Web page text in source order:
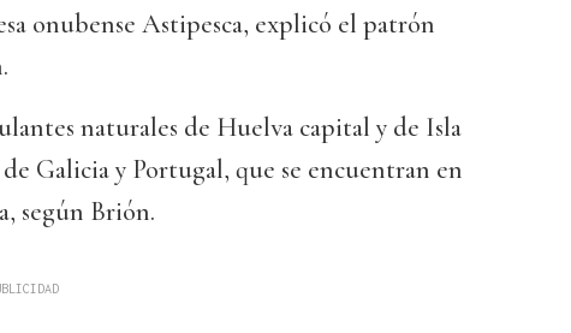
onubense Astipesca, explicó el patrón
naturales de Huelva capital y de Isla
Galicia y Portugal, que se encuentran en
según Brión.